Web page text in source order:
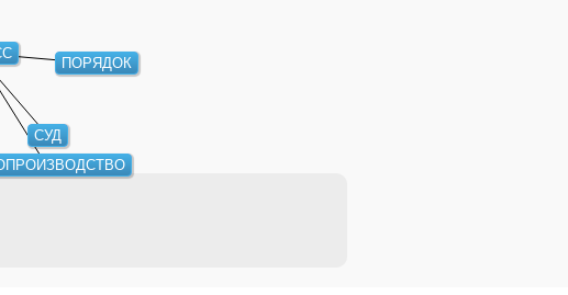
ПОРЯДОК
СУД